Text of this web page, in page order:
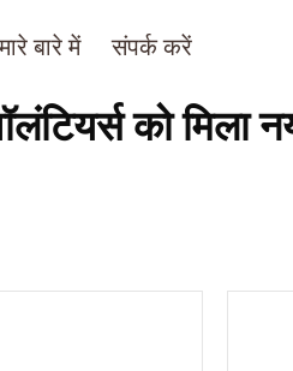
बारे में संपर्क करें
को मिला